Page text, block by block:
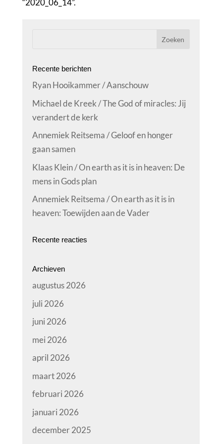
“2020_06_14”.
Recente berichten
Ryan Hooikammer / Aanschouw
Michael de Kreek / The God of miracles: Jij
verandert de kerk
Annemiek Reitsema / Geloof en honger
gaan samen
Klaas Klein / On earth as it is in heaven: De
mens in Gods plan
Annemiek Reitsema / On earth as it is in
heaven: Toewijden aan de Vader
Recente reacties
Archieven
augustus 2026
juli 2026
juni 2026
mei 2026
april 2026
maart 2026
februari 2026
januari 2026
december 2025